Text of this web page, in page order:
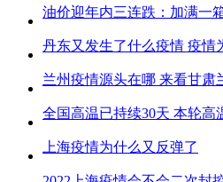
油价迎年内三连跌：加满一
丹东又发生了什么疫情 疫情
兰州疫情源头在哪 来看甘肃
全国高温已持续30天 本轮高
上海疫情为什么又反弹了